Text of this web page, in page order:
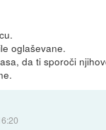
oglaševane.
da ti sporoči